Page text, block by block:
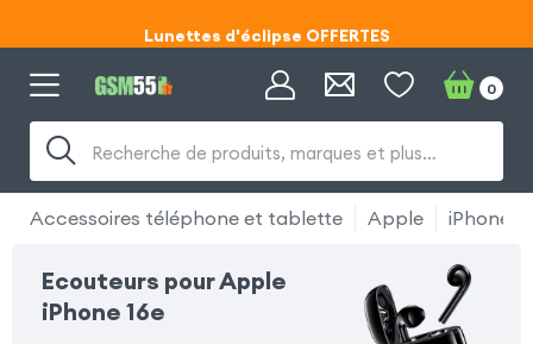
Code ECLIPSE55
Code ECLIPSE55
Recherche de produits, marques et plus…
0
Accessoires téléphone et tablette Apple iPhone
Ecouteurs pour Apple
iPhone 16e